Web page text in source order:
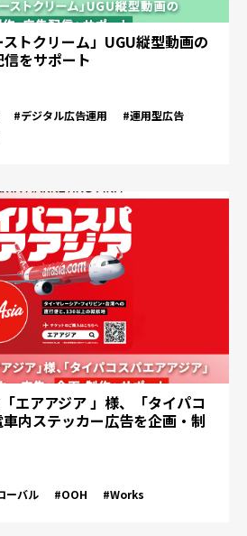
トクリーム」UGU縦型動画の
をサポート
#デジタル広告運用
#運用型広告
エアアジア 」様、「タイパコ
内ステッカー広告を企画・制
ーバル #OOH #Works